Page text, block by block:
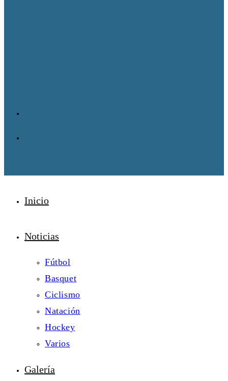
Inicio
Noticias
Fútbol
Basquet
Ciclismo
Natación
Hockey
Varios
Galería